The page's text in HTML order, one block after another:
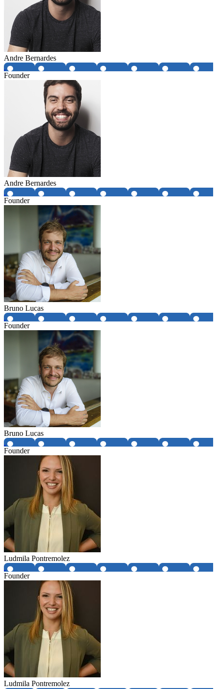
Andre Bernardes
Founder
Andre Bernardes
Founder
Bruno Lucas
Founder
Bruno Lucas
Founder
Ludmila Pontremolez
Founder
Ludmila Pontremolez